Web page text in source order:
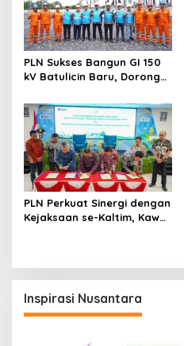
PLN Sukses Bangun GI 150
kV Batulicin Baru, Dorong
Batulicin
PLN Perkuat Sinergi dengan
Kejaksaan se-Kaltim, Kawal
Inspirasi Nusantara